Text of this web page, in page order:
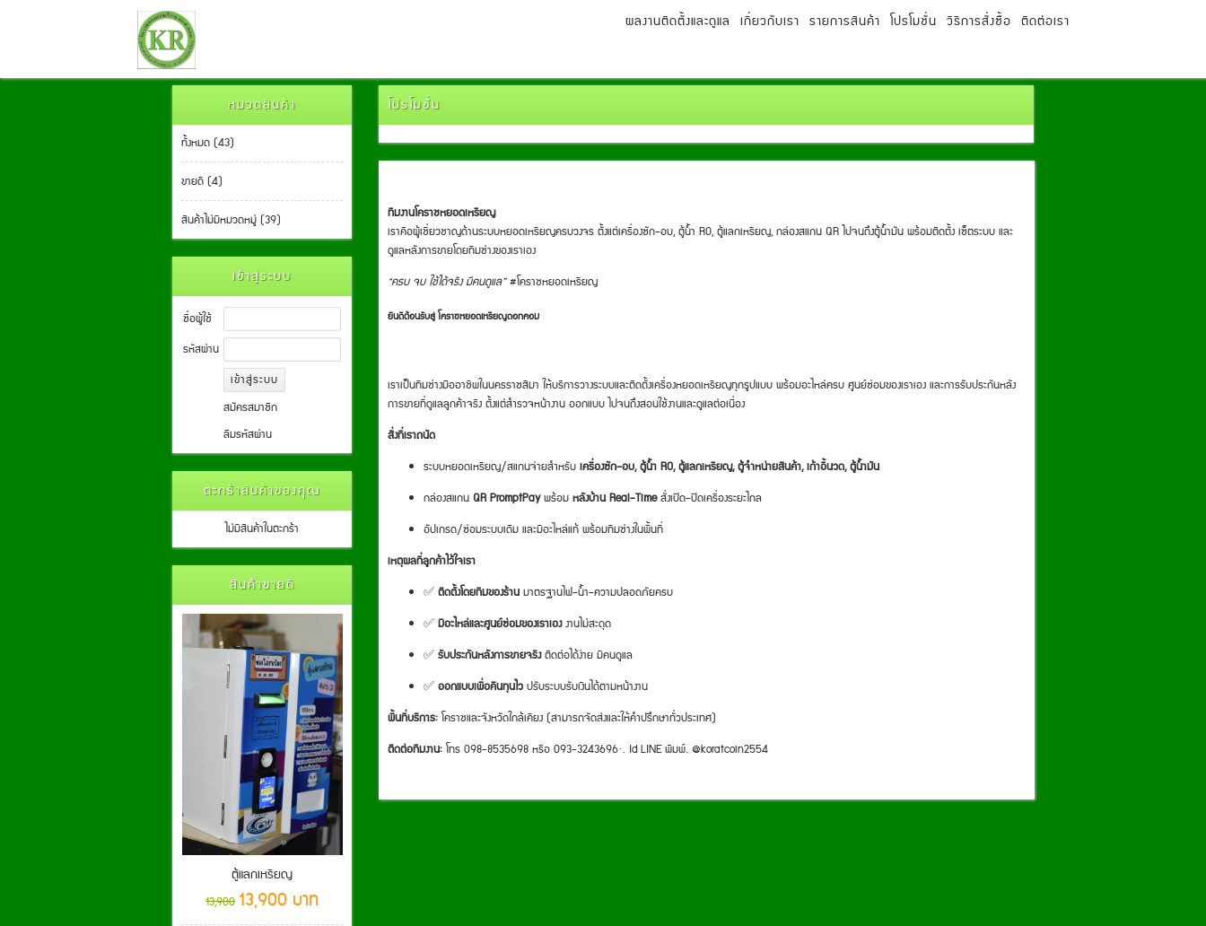
ติดต่อเรา
วิธีการสั่งซื้อ
โปรโมชั่น
รายการสินค้า
เกี่ยวกับเรา
ผลงานติดตั้งและดูแล
หมวดสินค้า
ทั้งหมด (43)
ขายดี (4)
สินค้าไม่มีหมวดหมู่ (39)
เข้าสู่ระบบ
ชื่อผู้ใช้
รหัสผ่าน
สมัครสมาชิก
ลืมรหัสผ่าน
ตะกร้าสินค้าของคุณ
ไม่มีสินค้าในตะกร้า
สินค้าขายดี
ตู้แลกเหรียญ
13,900 13,900 บาท
โปรโมชั่น
ทีมงานโคราชหยอดเหรียญ
เราคือผู้เชี่ยวชาญด้านระบบหยอดเหรียญครบวงจร ตั้งแต่เครื่องซัก–อบ, ตู้น้ำ RO, ตู้แลกเหรียญ, กล่องสแกน QR ไปจนถึงตู้น้ำมัน พร้อมติดตั้ง เซ็ตระบบ และ
ดูแลหลังการขายโดยทีมช่างของเราเอง
“ครบ จบ ใช้ได้จริง มีคนดูแล”#โคราชหยอดเหรียญ
ยินดีต้อนรับสู่ โคราชหยอดเหรียญดอทคอม
เราเป็นทีมช่างมืออาชีพในนครราชสีมา ให้บริการวางระบบและติดตั้งเครื่องหยอดเหรียญทุกรูปแบบ พร้อมอะไหล่ครบ ศูนย์ซ่อมของเราเอง และการรับประกันหลัง
การขายที่ดูแลลูกค้าจริง ตั้งแต่สำรวจหน้างาน ออกแบบ ไปจนถึงสอนใช้งานและดูแลต่อเนื่อง
สิ่งที่เราถนัด
ระบบหยอดเหรียญ/สแกนจ่ายสำหรับเครื่องซัก–อบ, ตู้น้ำ RO, ตู้แลกเหรียญ, ตู้จำหน่ายสินค้า, เก้าอี้นวด, ตู้น้ำมัน
กล่องสแกน QR PromptPayพร้อมหลังบ้าน Real-Timeสั่งเปิด–ปิดเครื่องระยะไกล
อัปเกรด/ซ่อมระบบเดิม และมีอะไหล่แท้ พร้อมทีมช่างในพื้นที่
เหตุผลที่ลูกค้าไว้ใจเรา
✅ติดตั้งโดยทีมของร้านมาตรฐานไฟ–น้ำ–ความปลอดภัยครบ
✅มีอะไหล่และศูนย์ซ่อมของเราเองงานไม่สะดุด
✅รับประกันหลังการขายจริงติดต่อได้ง่าย มีคนดูแล
✅ออกแบบเพื่อคืนทุนไวปรับระบบรับเงินได้ตามหน้างาน
พื้นที่บริการ:โคราชและจังหวัดใกล้เคียง (สามารถจัดส่งและให้คำปรึกษาทั่วประเทศ)
ติดต่อทีมงาน:โทร 098-8535698 หรือ 093-3243696·. Id LINE พิมพ์. @koratcoin2554